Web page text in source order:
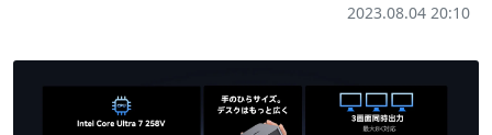
2023.08.04 20:10